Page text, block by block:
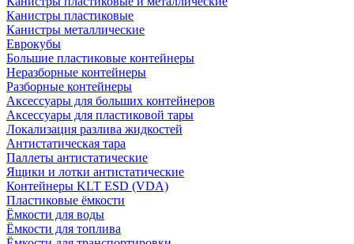
Канистры пластиковые
Канистры металлические
Еврокубы
Большие пластиковые контейнеры
Неразборные контейнеры
Разборные контейнеры
Аксессуары для больших контейнеров
Аксессуары для пластиковой тары
Локализация разлива жидкостей
Антистатическая тара
Паллеты антистатические
Ящики и лотки антистатические
Контейнеры KLT ESD (VDA)
Пластиковые ёмкости
Ёмкости для воды
Ёмкости для топлива